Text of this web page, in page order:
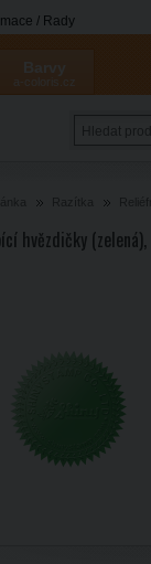
/ Rady
Coloris
hvězdičky